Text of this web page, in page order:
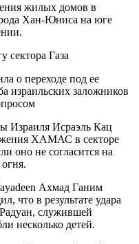
жилых домов в
Хан-Юниса на юге
о переходе под ее
израильских заложников
Израиля Исраэль Кац
ХАМАС в секторе
оно не согласится на
Ахмад Ганим
что в результате удара
служившей
несколько детей.